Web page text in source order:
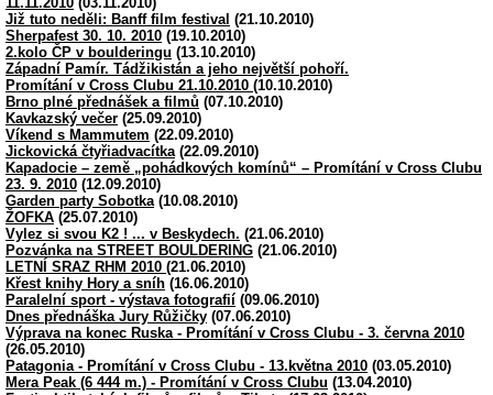
Již tuto neděli: Banff film festival (21.10.2010)
Sherpafest 30. 10. 2010 (19.10.2010)
2.kolo ČP v boulderingu (13.10.2010)
Západní Pamír. Tádžikistán a jeho největší pohoří.
Promítání v Cross Clubu 21.10.2010 (10.10.2010)
Brno plné přednášek a filmů (07.10.2010)
Kavkazský večer (25.09.2010)
Víkend s Mammutem (22.09.2010)
Jickovická čtyřiadvacítka (22.09.2010)
Kapadocie – země „pohádkových komínů“ – Promítání v Cross Clubu
23. 9. 2010 (12.09.2010)
Garden party Sobotka (10.08.2010)
ŽOFKA (25.07.2010)
Vylez si svou K2 ! ... v Beskydech. (21.06.2010)
Pozvánka na STREET BOULDERING (21.06.2010)
LETNÍ SRAZ RHM 2010 (21.06.2010)
Křest knihy Hory a sníh (16.06.2010)
Paralelní sport - výstava fotografií (09.06.2010)
Dnes přednáška Jury Růžičky (07.06.2010)
Výprava na konec Ruska - Promítání v Cross Clubu - 3. června 2010
(26.05.2010)
Patagonia - Promítání v Cross Clubu - 13.května 2010 (03.05.2010)
Mera Peak (6 444 m.) - Promítání v Cross Clubu (13.04.2010)